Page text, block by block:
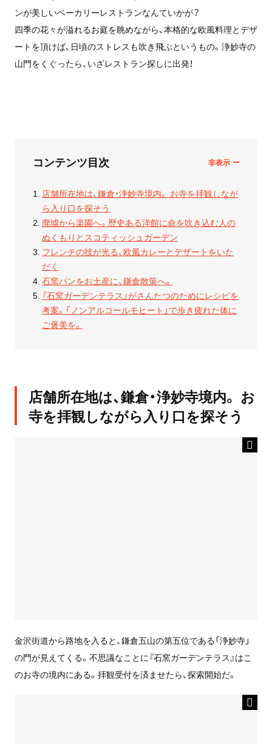
ンが美しいベーカリーレストランなんていかが？
四季の花々が溢れるお庭を眺めながら、本格的な欧風料理とデザ
ートを頂けば、日頃のストレスも吹き飛ぶというもの。浄妙寺の
山門をくぐったら、いざレストラン探しに出発！
コンテンツ目次
店舗所在地は、鎌倉・浄妙寺境内。 お寺を拝観しなが
ら入り口を探そう
廃墟から楽園へ。歴史ある洋館に命を吹き込む人の
ぬくもりとスコティッシュガーデン
フレンチの技が光る、欧風カレーとデザートをいた
だく
石窯パンをお土産に、鎌倉散策へ。
『石窯ガーデンテラス』がさんたつのためにレシピを
考案。「ノンアルコールモヒート」で歩き疲れた体に
ご褒美を。
店舗所在地は、鎌倉・浄妙寺境内。 お
寺を拝観しながら入り口を探そう
金沢街道から路地を入ると、鎌倉五山の第五位である「浄妙寺」
の門が見えてくる。不思議なことに『石窯ガーデンテラス』はこ
のお寺の境内にある。拝観受付を済ませたら、探索開始だ。